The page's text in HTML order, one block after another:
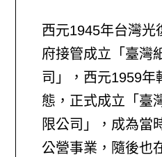
西元1945年台灣光
府接管成立「臺灣
司」，西元1959年
態，正式成立「臺
限公司」，成為當
公營事業，隨後也